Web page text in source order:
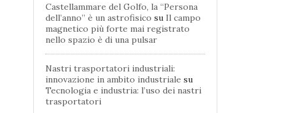
Castellammare del Golfo, la “Persona
dell’anno” è un astrofisico su Il campo
magnetico più forte mai registrato
nello spazio è di una pulsar
Nastri trasportatori industriali:
innovazione in ambito industriale su
Tecnologia e industria: l’uso dei nastri
trasportatori